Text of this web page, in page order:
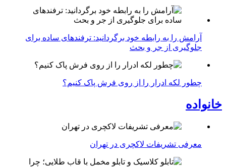
آرامش را به رابطه خود برگردانید: ترفندهای ساده برای
جلوگیری از جر و بحث
چطور لکه ادرار را از روی فرش پاک کنیم؟
خانواده
معرفی تشریفات لاکچری در تهران